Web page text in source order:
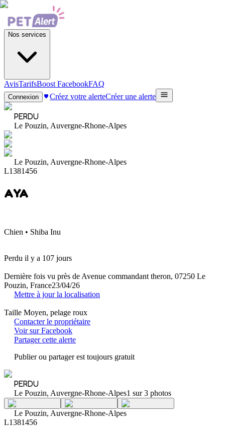
Nos services
AvisTarifsBoost FacebookFAQ
Connexion Créez votre alerteCréer une alerte
PERDU
Le Pouzin, Auvergne-Rhone-Alpes
Le Pouzin, Auvergne-Rhone-Alpes
L1381456
AYA
Chien • Shiba Inu
Perdu il y a 107 jours
Dernière fois vu près de Avenue commandant theron, 07250 Le
Pouzin, France23/04/26
Mettre à jour la localisation
Taille Moyen, pelage roux
Contacter le propriétaire
Voir sur Facebook
Partager cette alerte
Publier ou partager est toujours gratuit
PERDU
Le Pouzin, Auvergne-Rhone-Alpes1 sur 3 photos
Le Pouzin, Auvergne-Rhone-Alpes
L1381456